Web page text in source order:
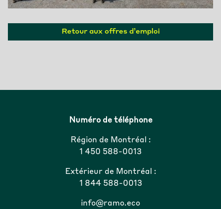
Retour aux offres d’emploi
Numéro de téléphone
Région de Montréal :
1 450 588-0013
Extérieur de Montréal :
1 844 588-0013
info@ramo.eco